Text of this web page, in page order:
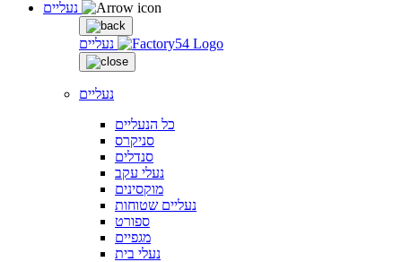
נעליים
נעליים
כל הנעליים
סניקרס
סנדלים
נעלי עקב
מוקסינים
נעליים שטוחות
ספורט
מגפיים
נעלי בית